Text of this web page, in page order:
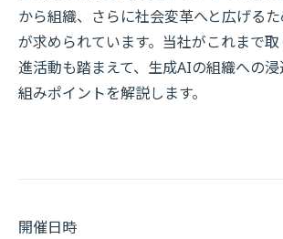
から組織、さらに社会変革へと広げる
が求められています。当社がこれまで
進活動も踏まえて、生成AIの組織への
組みポイントを解説します。
開催日時